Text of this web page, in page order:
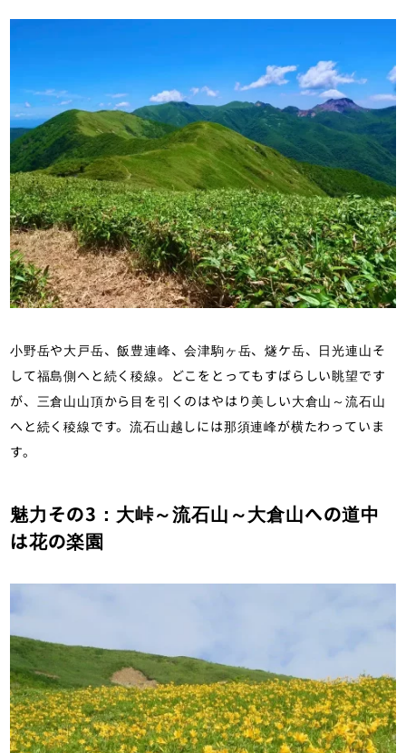
小野岳や大戸岳、飯豊連峰、会津駒ヶ岳、燧ケ岳、日光連山そ
して福島側へと続く稜線。どこをとってもすばらしい眺望です
が、三倉山山頂から目を引くのはやはり美しい大倉山～流石山
へと続く稜線です。流石山越しには那須連峰が横たわっていま
す。
魅力その3：大峠～流石山～大倉山への道中
は花の楽園